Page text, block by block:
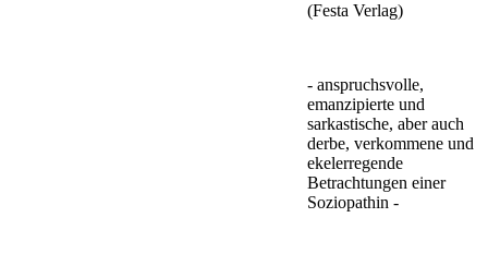
(Festa Verlag)
- anspruchsvolle,
emanzipierte und
sarkastische, aber auch
derbe, verkommene und
ekelerregende
Betrachtungen einer
Soziopathin -